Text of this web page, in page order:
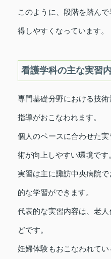
このように、段階を踏ん
得しやすくなっています。
看護学科の主な実習
専門基礎分野における技
指導がおこなわれます。
個人のペースに合わせた
術が向上しやすい環境です
実習は主に諏訪中央病院
的な学習ができます。
代表的な実習内容は、老
どです。
妊婦体験もおこなわれて